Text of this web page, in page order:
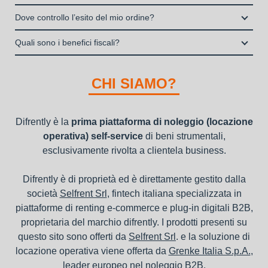
noleggio B2B con cui verrà concluso il contratto, a tutela
dei beni e con vantaggi di gestione per i propri clienti.
interamente online
Il contratto di locazione operativa sarà stipulato con Grenke
operativa di beni mobili strumentali (B2B), previa approvazione
della richiesta da parte della stessa.
Dove controllo l’esito del mio ordine?
Una volta fatto login vai sull’icona con l’omino e clicca su
Quali sono i benefici fiscali?
nel bilancio, poiché i canoni vengono considerati un servizio. I
canoni di noleggio sono deducibili ai fini IRES e IRAP
CHI SIAMO?
Difrently è la prima piattaforma di noleggio (locazione
operativa) self-servicedi beni strumentali,
esclusivamente rivolta a clientela business.
Difrently è di proprietà ed è direttamente gestito dalla
società Selfrent Srl , fintech italiana specializzata in
piattaforme di renting e-commerce e plug-in digitali B2B,
proprietaria del marchio difrently. I prodotti presenti su
questo sito sono offerti da Selfrent Srl . e la soluzione di
locazione operativa viene offerta da Grenke Italia S.p.A.,
leader europeo nel noleggio B2B.